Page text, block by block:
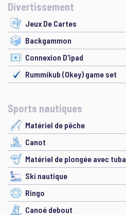
Divertissement
Jeux De Cartes
Backgammon
Connexion D'ipad
Rummikub (Okey) game set
Sports nautiques
Matériel de pêche
Canot
Matériel de plongée avec tuba
Ski nautique
Ringo
Canoé debout